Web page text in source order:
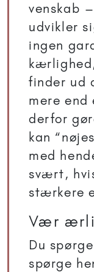
venskab
udvikler
ingen
finder ud
mere end
derfor
kan
med
svært,
stærkere
Vær
Du
spørge